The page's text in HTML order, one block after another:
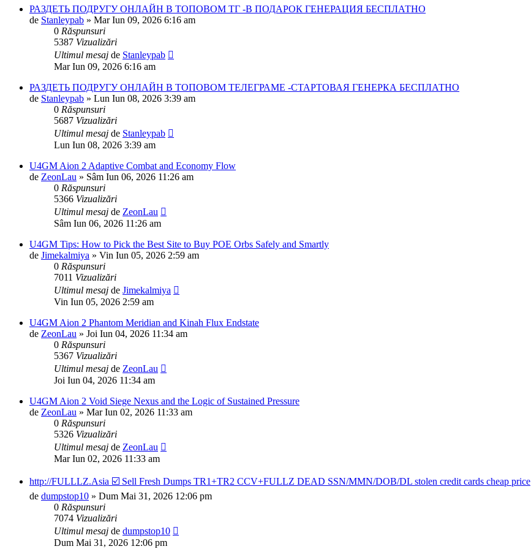
РАЗДЕТЬ ПОДРУГУ ОНЛАЙН В ТОПОВОМ ТГ -В ПОДАРОК ГЕНЕРАЦИЯ БЕСПЛАТНО
de Stanleypab » Mar Iun 09, 2026 6:16 am
0 Răspunsuri
5387 Vizualizări
Ultimul mesaj de Stanleypab
Mar Iun 09, 2026 6:16 am
РАЗДЕТЬ ПОДРУГУ ОНЛАЙН В ТОПОВОМ ТЕЛЕГРАМЕ -СТАРТОВАЯ ГЕНЕРКА БЕСПЛАТНО
de Stanleypab » Lun Iun 08, 2026 3:39 am
0 Răspunsuri
5687 Vizualizări
Ultimul mesaj de Stanleypab
Lun Iun 08, 2026 3:39 am
U4GM Aion 2 Adaptive Combat and Economy Flow
de ZeonLau » Sâm Iun 06, 2026 11:26 am
0 Răspunsuri
5366 Vizualizări
Ultimul mesaj de ZeonLau
Sâm Iun 06, 2026 11:26 am
U4GM Tips: How to Pick the Best Site to Buy POE Orbs Safely and Smartly
de Jimekalmiya » Vin Iun 05, 2026 2:59 am
0 Răspunsuri
7011 Vizualizări
Ultimul mesaj de Jimekalmiya
Vin Iun 05, 2026 2:59 am
U4GM Aion 2 Phantom Meridian and Kinah Flux Endstate
de ZeonLau » Joi Iun 04, 2026 11:34 am
0 Răspunsuri
5367 Vizualizări
Ultimul mesaj de ZeonLau
Joi Iun 04, 2026 11:34 am
U4GM Aion 2 Void Siege Nexus and the Logic of Sustained Pressure
de ZeonLau » Mar Iun 02, 2026 11:33 am
0 Răspunsuri
5326 Vizualizări
Ultimul mesaj de ZeonLau
Mar Iun 02, 2026 11:33 am
http://FULLLZ.Asia ☑️ Sell Fresh Dumps TR1+TR2 CCV+FULLZ DEAD SSN/MMN/DOB/DL stolen credit cards cheap price
de dumpstop10 » Dum Mai 31, 2026 12:06 pm
0 Răspunsuri
7074 Vizualizări
Ultimul mesaj de dumpstop10
Dum Mai 31, 2026 12:06 pm